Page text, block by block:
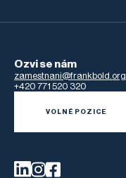
Ozvi se nám
zamestnani@frankbold.org
+420 771 520 320
VOLNÉ POZICE